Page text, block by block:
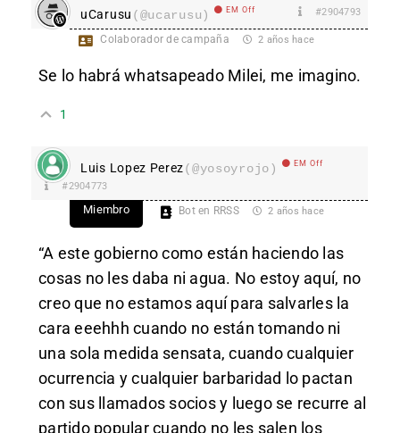
uCarusu (@ucarusu) EM Off #2904793
Colaborador de campaña 2 años hace
Se lo habrá whatsapeado Milei, me imagino.
1
Luis Lopez Perez(@yosoyrojo) EM Off
#2904773
Miembro Bot en RRSS 2 años hace
“A este gobierno como están haciendo las
cosas no les daba ni agua. No estoy aquí, no
creo que no estamos aquí para salvarles la
cara eeehhh cuando no están tomando ni
una sola medida sensata, cuando cualquier
ocurrencia y cualquier barbaridad lo pactan
con sus llamados socios y luego se recurre al
partido popular cuando no les salen los